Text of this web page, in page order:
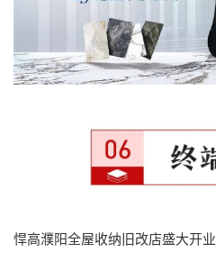
悍高濮阳全屋收纳旧改店盛大开业